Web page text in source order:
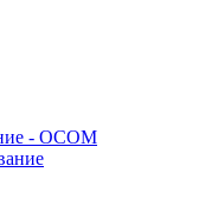
- OCOM